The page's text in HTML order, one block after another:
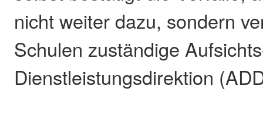
nicht weiter dazu, sondern
Schulen zuständige
Dienstleistungsdirektion